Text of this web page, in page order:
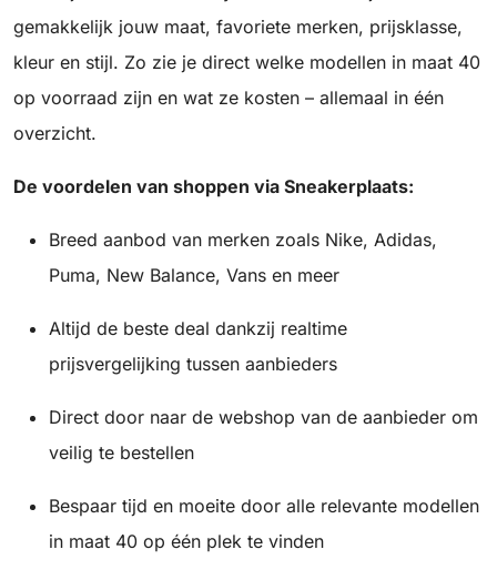
gemakkelijk jouw maat, favoriete merken, prijsklasse,
kleur en stijl. Zo zie je direct welke modellen in maat 40
op voorraad zijn en wat ze kosten – allemaal in één
overzicht.
De voordelen van shoppen via Sneakerplaats:
Breed aanbod van merken zoals Nike, Adidas,
Puma, New Balance, Vans en meer
Altijd de beste deal dankzij realtime
prijsvergelijking tussen aanbieders
Direct door naar de webshop van de aanbieder om
veilig te bestellen
Bespaar tijd en moeite door alle relevante modellen
in maat 40 op één plek te vinden